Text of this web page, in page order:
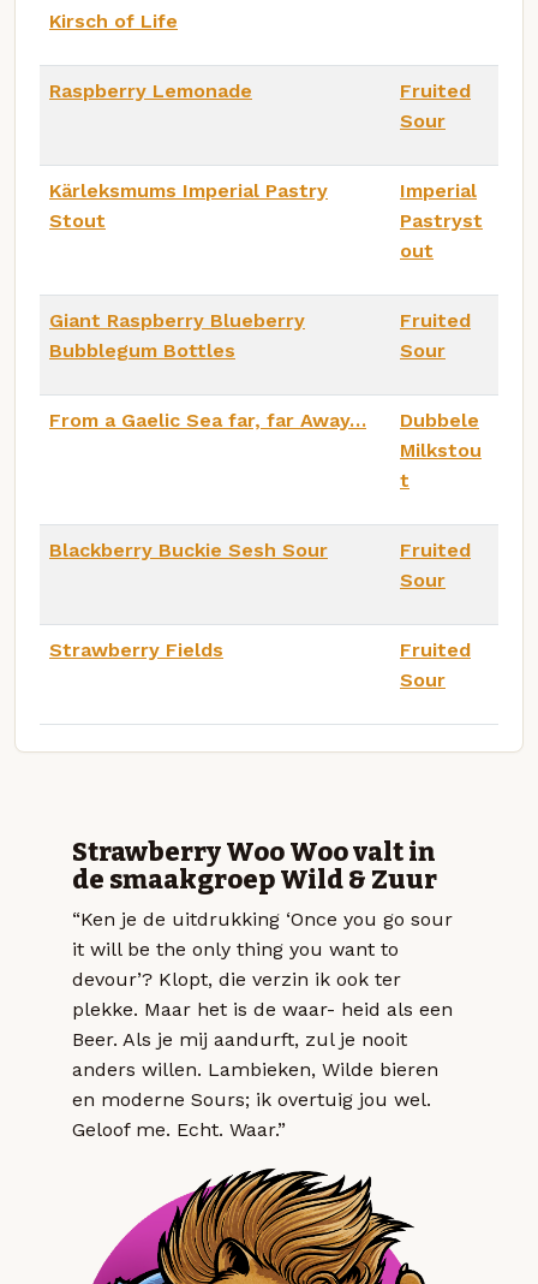
Kirsch of Life
Raspberry Lemonade
Fruited
Sour
Kärleksmums Imperial Pastry
Stout
Imperial
Pastryst
out
Giant Raspberry Blueberry
Bubblegum Bottles
Fruited
Sour
From a Gaelic Sea far, far Away…
Dubbele
Milkstou
t
Blackberry Buckie Sesh Sour
Fruited
Sour
Strawberry Fields
Fruited
Sour
Strawberry Woo Woo valt in
de smaakgroep Wild & Zuur
“Ken je de uitdrukking ‘Once you go sour
it will be the only thing you want to
devour’? Klopt, die verzin ik ook ter
plekke. Maar het is de waar- heid als een
Beer. Als je mij aandurft, zul je nooit
anders willen. Lambieken, Wilde bieren
en moderne Sours; ik overtuig jou wel.
Geloof me. Echt. Waar.”